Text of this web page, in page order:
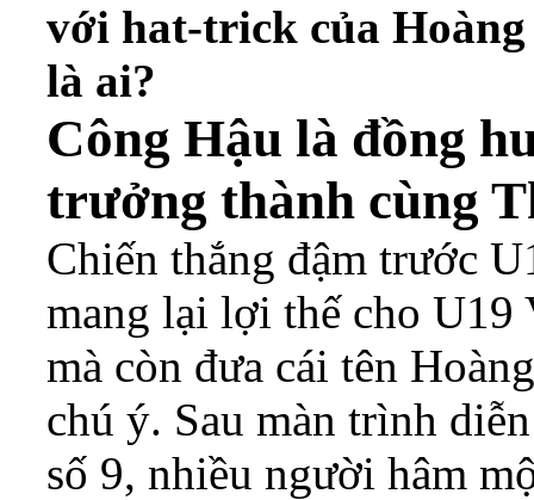
với hat-trick của
là ai?
Công Hậu là đồng
trưởng thành cùng
Chiến thắng đậm trước
mang lại lợi thế cho U19
mà còn đưa cái tên
chú ý. Sau màn trình
số 9, nhiều người hâm